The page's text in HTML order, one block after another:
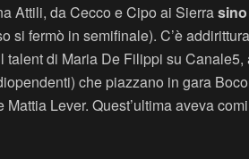
Attili, da Cecco e Cipo ai Sierra
fermò in semifinale). C’è
talent di Maria De Filippi su
che piazzano in gara
Lever. Quest’ultima aveva